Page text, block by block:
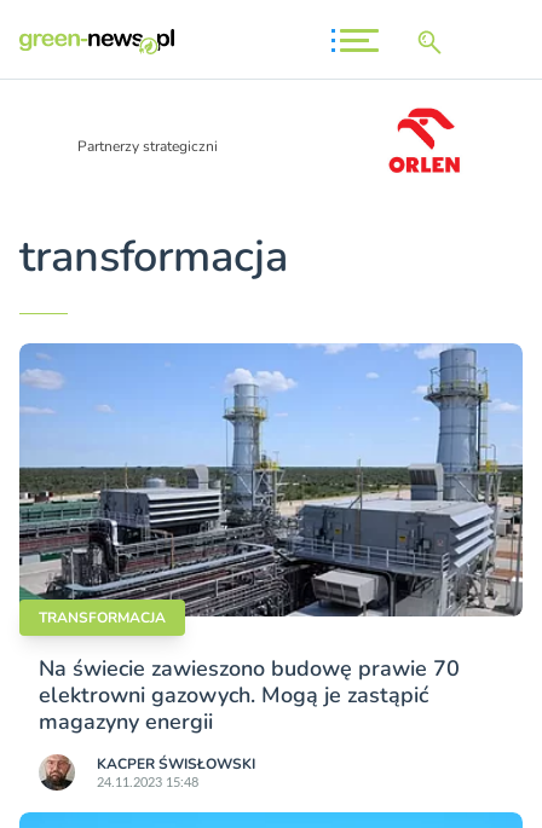
Partnerzy strategiczni
transformacja
TRANSFORMACJA
Na świecie zawieszono budowę prawie 70
elektrowni gazowych. Mogą je zastąpić
magazyny energii
KACPER ŚWISŁO­WSKI
24.11.2023 15:48